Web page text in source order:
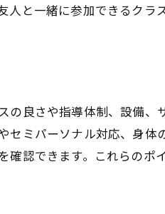
で子供に人気のキックボク
クボクシングで理想の身体
で話題のキックボクシング
しやすいキックボクシング
と一緒に参加できるク
良さや指導体制、設備
セミパーソナル対応、身
認できます。これらの